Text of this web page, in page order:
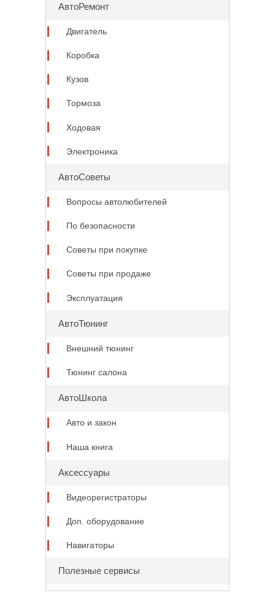
АвтоРемонт
Двигатель
Коробка
Кузов
Тормоза
Ходовая
Электроника
АвтоСоветы
Вопросы автолюбителей
По безопасности
Советы при покупке
Советы при продаже
Эксплуатация
АвтоТюнинг
Внешний тюнинг
Тюнинг салона
АвтоШкола
Авто и закон
Наша книга
Аксессуары
Видеорегистраторы
Доп. оборудование
Навигаторы
Полезные сервисы